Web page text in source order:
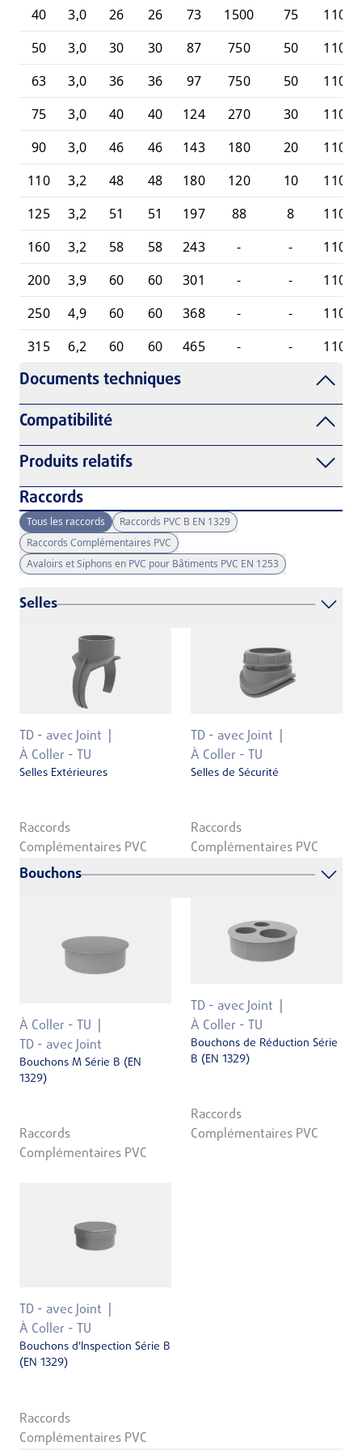
40
3,0 26 26 73 1500 75
50
3,0 30 30 87 750 50
63
3,0 36 36 97 750 50
75
3,0 40 40 124 270 30
90
3,0 46 46 143 180 20
110
3,2 48 48 180 120 10
125
3,2 51 51 197 88 8
160
3,2 58 58 243 - -
200
3,9 60 60 301 - -
250
4,9 60 60 368 - -
315
6,2 60 60 465 - -
Documents techniques
Compatibilité
Produits relatifs
Raccords
Tous les raccords
Raccords PVC B EN 1329
Raccords Complémentaires PVC
Avaloirs et Siphons en PVC pour Bâtiments PVC EN 1253
Selles
TD - avec Joint
À Coller - TU
Selles Extérieures
Raccords
Complémentaires PVC
TD - avec Joint
À Coller - TU
Selles de Sécurité
Raccords
Complémentaires PVC
Bouchons
À Coller - TU
TD - avec Joint
Bouchons M Série B (EN
1329)
Raccords
Complémentaires PVC
TD - avec Joint
À Coller - TU
Bouchons de Réduction Série
B (EN 1329)
Raccords
Complémentaires PVC
TD - avec Joint
À Coller - TU
Bouchons d'Inspection Série B
(EN 1329)
Raccords
Complémentaires PVC